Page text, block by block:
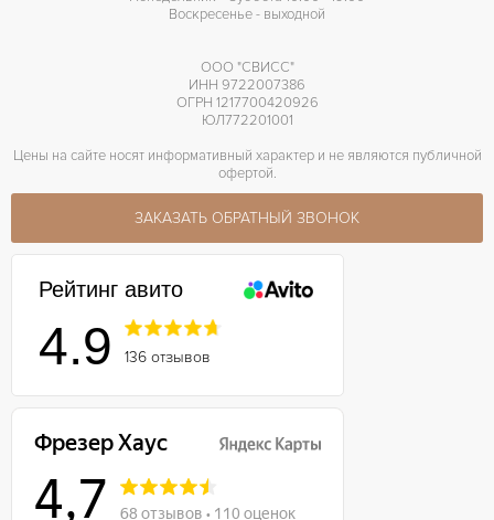
Воскресенье - выходной
ООО "СВИСС"
ИНН 9722007386
ОГРН 1217700420926
ЮЛ772201001
Цены на сайте носят информативный характер и не являются публичной
офертой.
ЗАКАЗАТЬ ОБРАТНЫЙ ЗВОНОК
Рейтинг авито
4.9 136 отзывов